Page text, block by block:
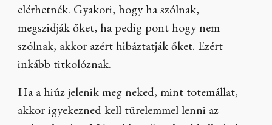
elérhetnék. Gyakori, hogy ha szólnak,
megszidják őket, ha pedig pont hogy nem
szólnak, akkor azért hibáztatják őket. Ezért
inkább titkolóznak.
Ha a hiúz jelenik meg neked, mint totemállat,
akkor igyekezned kell türelemmel lenni az